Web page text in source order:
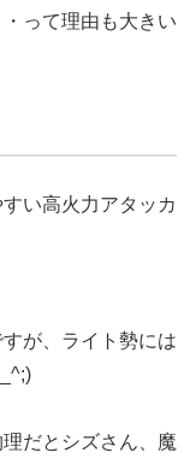
って理由も大きい
い高火力アタッカ
が、ライト勢には
だとシズさん、魔